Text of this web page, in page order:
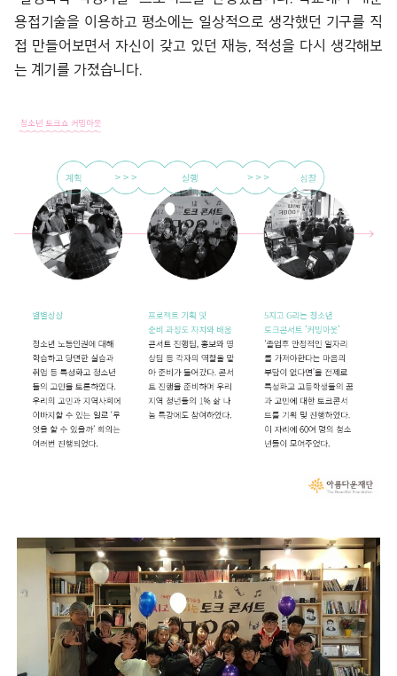
용접기술을 이용하고 평소에는 일상적으로 생각했던 기구를 직
접 만들어보면서 자신이 갖고 있던 재능, 적성을 다시 생각해보
는 계기를 가졌습니다.